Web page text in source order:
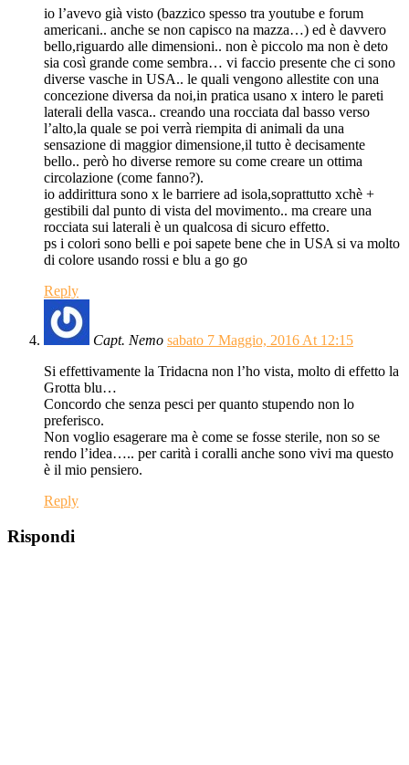
io l’avevo già visto (bazzico spesso tra youtube e forum
americani.. anche se non capisco na mazza…) ed è davvero
bello,riguardo alle dimensioni.. non è piccolo ma non è deto
sia così grande come sembra… vi faccio presente che ci sono
diverse vasche in USA.. le quali vengono allestite con una
concezione diversa da noi,in pratica usano x intero le pareti
laterali della vasca.. creando una rocciata dal basso verso
l’alto,la quale se poi verrà riempita di animali da una
sensazione di maggior dimensione,il tutto è decisamente
bello.. però ho diverse remore su come creare un ottima
circolazione (come fanno?).
io addirittura sono x le barriere ad isola,soprattutto xchè +
gestibili dal punto di vista del movimento.. ma creare una
rocciata sui laterali è un qualcosa di sicuro effetto.
ps i colori sono belli e poi sapete bene che in USA si va molto
di colore usando rossi e blu a go go
Reply
Capt. Nemo sabato 7 Maggio, 2016 At 12:15
Si effettivamente la Tridacna non l’ho vista, molto di effetto la
Grotta blu…
Concordo che senza pesci per quanto stupendo non lo
preferisco.
Non voglio esagerare ma è come se fosse sterile, non so se
rendo l’idea….. per carità i coralli anche sono vivi ma questo
è il mio pensiero.
Reply
Rispondi